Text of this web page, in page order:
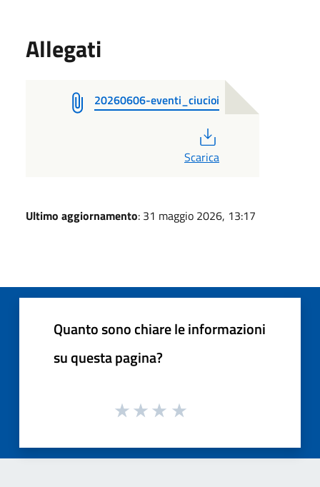
Allegati
20260606-eventi_ciucioi
Scarica
Ultimo aggiornamento: 31 maggio 2026, 13:17
Quanto sono chiare le informazioni
su questa pagina?